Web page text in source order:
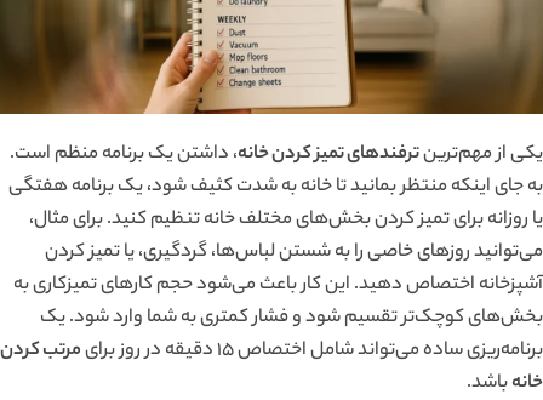
یکی از مهم‌ترینترفندهای تمیز کردن خانه، داشتن یک برنامه منظم است.
به جای اینکه منتظر بمانید تا خانه به شدت کثیف شود، یک برنامه هفتگی
یا روزانه برای تمیز کردن بخش‌های مختلف خانه تنظیم کنید. برای مثال،
می‌توانید روزهای خاصی را به شستن لباس‌ها، گردگیری، یا تمیز کردن
آشپزخانه اختصاص دهید. این کار باعث می‌شود حجم کارهای تمیزکاری به
بخش‌های کوچک‌تر تقسیم شود و فشار کمتری به شما وارد شود. یک
برنامه‌ریزی ساده می‌تواند شامل اختصاص 15 دقیقه در روز برای
مرتب کردن
خانهباشد.